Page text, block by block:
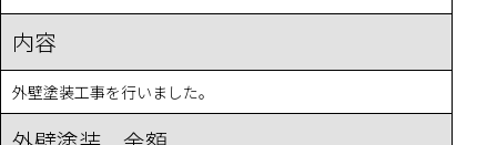
内容
外壁塗装工事を行いました。